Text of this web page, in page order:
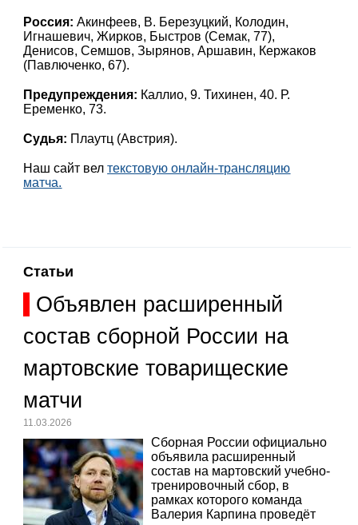
Россия: Акинфеев, В. Березуцкий, Колодин,
Игнашевич, Жирков, Быстров (Семак, 77),
Денисов, Семшов, Зырянов, Аршавин, Кержаков
(Павлюченко, 67).
Предупреждения: Каллио, 9. Тихинен, 40. Р.
Еременко, 73.
Судья: Плаутц (Австрия).
Наш сайт велтекстовую онлайн-трансляцию
матча.
Статьи
Объявлен расширенный
состав сборной России на
мартовские товарищеские
матчи
11.03.2026
Сборная России официально
объявила расширенный
состав на мартовский учебно-
тренировочный сбор, в
рамках которого команда
Валерия Карпина проведёт